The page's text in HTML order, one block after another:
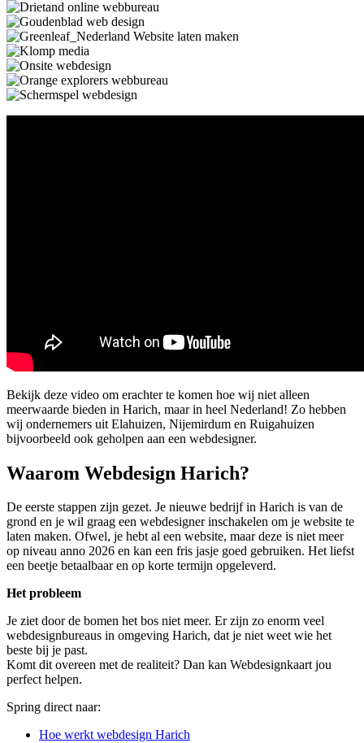
Bekijk deze video om erachter te komen hoe wij niet alleen
meerwaarde bieden in Harich, maar in heel Nederland! Zo hebben
wij ondernemers uit Elahuizen, Nijemirdum en Ruigahuizen
bijvoorbeeld ook geholpen aan een webdesigner.
Waarom Webdesign Harich?
De eerste stappen zijn gezet. Je nieuwe bedrijf in Harich is van de
grond en je wil graag een webdesigner inschakelen om je website te
laten maken. Ofwel, je hebt al een website, maar deze is niet meer
op niveau anno 2026 en kan een fris jasje goed gebruiken. Het liefst
een beetje betaalbaar en op korte termijn opgeleverd.
Het probleem
Je ziet door de bomen het bos niet meer. Er zijn zo enorm veel
webdesignbureaus in omgeving Harich, dat je niet weet wie het
beste bij je past.
Komt dit overeen met de realiteit? Dan kan Webdesignkaart jou
perfect helpen.
Spring direct naar:
Hoe werkt webdesign Harich